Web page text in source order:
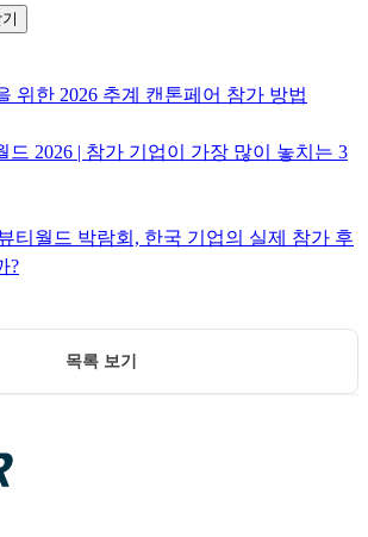
위한 2026 추계 캔톤페어 참가 방법
드 2026 | 참가 기업이 가장 많이 놓치는 3
티월드 박람회, 한국 기업의 실제 참가 후
?
목록 보기